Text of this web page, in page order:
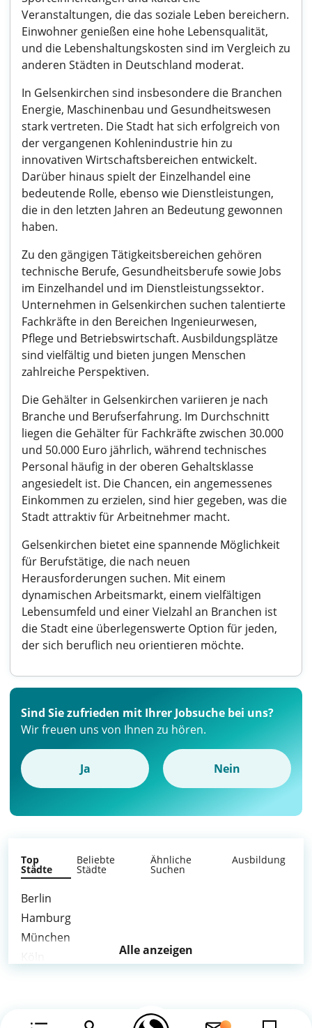
Veranstaltungen, die das soziale Leben bereichern.
Einwohner genießen eine hohe Lebensqualität,
und die Lebenshaltungskosten sind im Vergleich zu
anderen Städten in Deutschland moderat.
In Gelsenkirchen sind insbesondere die Branchen
Energie, Maschinenbau und Gesundheitswesen
stark vertreten. Die Stadt hat sich erfolgreich von
der vergangenen Kohlenindustrie hin zu
innovativen Wirtschaftsbereichen entwickelt.
Darüber hinaus spielt der Einzelhandel eine
bedeutende Rolle, ebenso wie Dienstleistungen,
die in den letzten Jahren an Bedeutung gewonnen
haben.
Zu den gängigen Tätigkeitsbereichen gehören
technische Berufe, Gesundheitsberufe sowie Jobs
im Einzelhandel und im Dienstleistungssektor.
Unternehmen in Gelsenkirchen suchen talentierte
Fachkräfte in den Bereichen Ingenieurwesen,
Pflege und Betriebswirtschaft. Ausbildungsplätze
sind vielfältig und bieten jungen Menschen
zahlreiche Perspektiven.
Die Gehälter in Gelsenkirchen variieren je nach
Branche und Berufserfahrung. Im Durchschnitt
liegen die Gehälter für Fachkräfte zwischen 30.000
und 50.000 Euro jährlich, während technisches
Personal häufig in der oberen Gehaltsklasse
angesiedelt ist. Die Chancen, ein angemessenes
Einkommen zu erzielen, sind hier gegeben, was die
Stadt attraktiv für Arbeitnehmer macht.
Gelsenkirchen bietet eine spannende Möglichkeit
für Berufstätige, die nach neuen
Herausforderungen suchen. Mit einem
dynamischen Arbeitsmarkt, einem vielfältigen
Lebensumfeld und einer Vielzahl an Branchen ist
die Stadt eine überlegenswerte Option für jeden,
der sich beruflich neu orientieren möchte.
Sind Sie zufrieden mit Ihrer Jobsuche bei uns?
Wir freuen uns von Ihnen zu hören.
Ja Nein
Top
Städte
Beliebte
Städte
Ähnliche
Suchen
Ausbildung
Berlin
Hamburg
München
Alle anzeigen